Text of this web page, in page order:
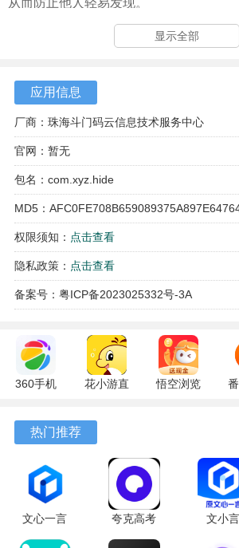
从而防止他人轻易发现。
2.应用图标伪装：为了进一步保护用户的
进入的页面也伪装成计算器界面，增加
有在输入正确密码后才能访问这些应用
性。
4.隐私空间管理：应用隐藏王app还提供
间，用户可以存储个人照片、视频、文
数据不会被他人轻易获取。
显示全部
应用信息
厂商：珠海斗门码云信息技术服务中心
官网：暂无
包名：com.xyz.hide
MD5：
权限须知： 点击查看
隐私政策： 点击查看
备案号：粤ICP备2023025332号-3A
360手机
10.13.27
最新版
花小游直
17.9.56
悟空浏览
热门推荐
文心一言
4.0
夸克高考
10.14.0.1115
文小言